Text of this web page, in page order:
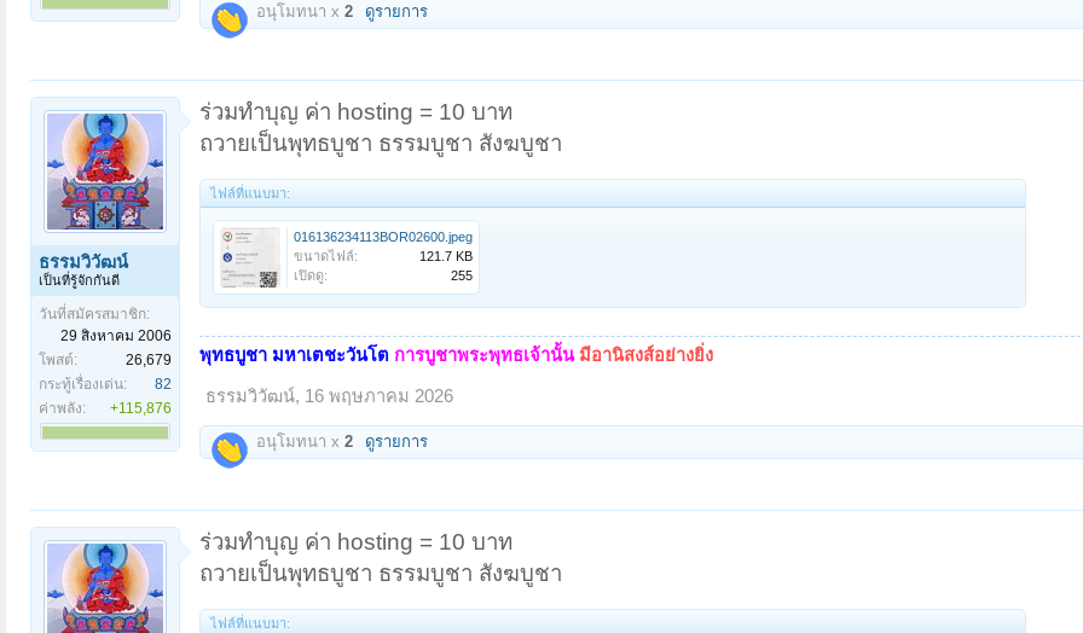
อนุโมทนา x 2 ดูรายการ
ธรรมวิวัฒน์
เป็นที่รู้จักกันดี
วันที่สมัครสมาชิก:
29 สิงหาคม 2006
โพสต์:
26,679
กระทู้เรื่องเด่น:
82
ค่าพลัง:
+115,876
ร่วมทำบุญ ค่า hosting = 10 บาท
ถวายเป็นพุทธบูชา ธรรมบูชา สังฆบูชา
ไฟล์ที่แนบมา:
016136234113BOR02600.jpeg
ขนาดไฟล์:
121.7 KB
เปิดดู:
255
พุทธบูชา มหาเตชะวันโต การบูชาพระพุทธเจ้านั้น มีอานิสงส์อย่างยิ่ง
ธรรมวิวัฒน์, 16 พฤษภาคม 2026
อนุโมทนา x 2 ดูรายการ
ร่วมทำบุญ ค่า hosting = 10 บาท
ถวายเป็นพุทธบูชา ธรรมบูชา สังฆบูชา
ไฟล์ที่แนบมา: